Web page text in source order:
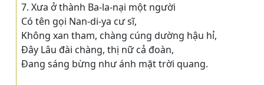
7. Xưa ở thành Ba-la-nại một người
Có tên gọi Nan-di-ya cư sĩ,
Không xan tham, chàng cúng dường hậu hỉ,
Ðây Lâu đài chàng, thị nữ cả đoàn,
Ðang sáng bừng như ánh mặt trời quang.